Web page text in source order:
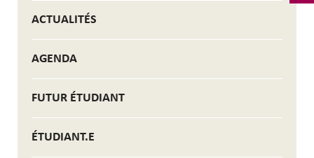
ACTUALITÉS
AGENDA
FUTUR ÉTUDIANT
ÉTUDIANT.E